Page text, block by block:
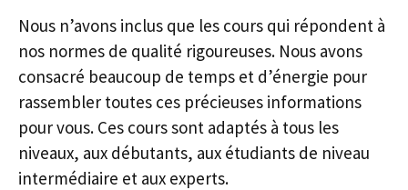
Nous n’avons inclus que les cours qui répondent à
nos normes de qualité rigoureuses. Nous avons
consacré beaucoup de temps et d’énergie pour
rassembler toutes ces précieuses informations
pour vous. Ces cours sont adaptés à tous les
niveaux, aux débutants, aux étudiants de niveau
intermédiaire et aux experts.